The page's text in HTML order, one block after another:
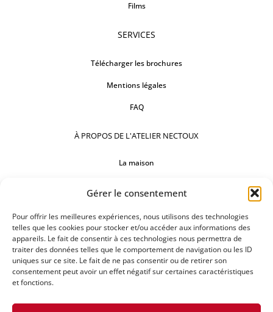
Gérer le consentement
Pour offrir les meilleures expériences, nous utilisons des technologies
telles que les cookies pour stocker et/ou accéder aux informations des
appareils. Le fait de consentir à ces technologies nous permettra de
traiter des données telles que le comportement de navigation ou les ID
uniques sur ce site. Le fait de ne pas consentir ou de retirer son
consentement peut avoir un effet négatif sur certaines caractéristiques
et fonctions.
Films
SERVICES
Télécharger les brochures
Mentions légales
FAQ
À PROPOS DE L'ATELIER NECTOUX
La maison
SUIVEZ-NOUS